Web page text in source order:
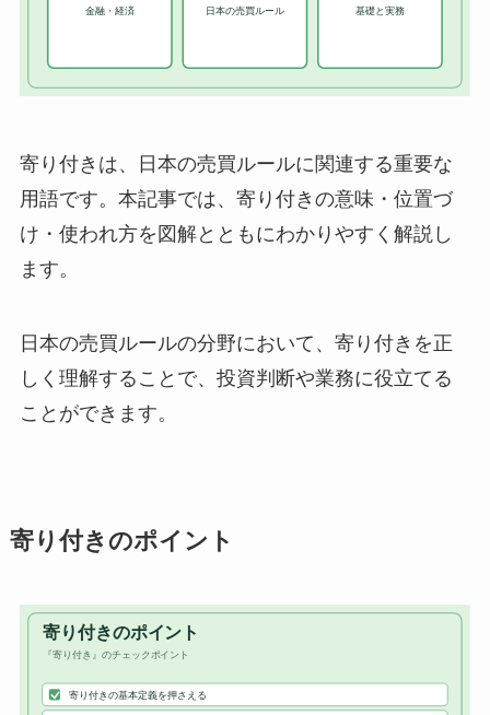
寄り付きは、日本の売買ルールに関連する重要な
用語です。本記事では、寄り付きの意味・位置づ
け・使われ方を図解とともにわかりやすく解説し
ます。
日本の売買ルールの分野において、寄り付きを正
しく理解することで、投資判断や業務に役立てる
ことができます。
寄り付きのポイント